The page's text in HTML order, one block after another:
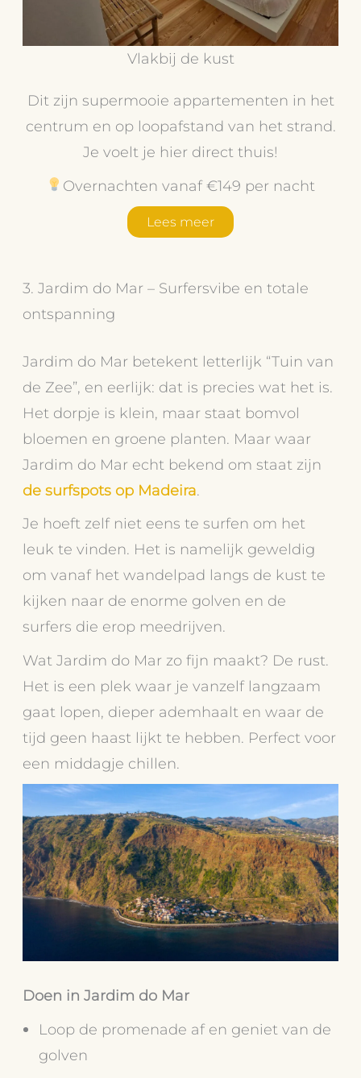
Vlakbij de kust
Dit zijn supermooie appartementen in het
centrum en op loopafstand van het strand.
Je voelt je hier direct thuis!
Overnachten vanaf €149 per nacht
Lees meer
3. Jardim do Mar – Surfersvibe en totale
ontspanning
Jardim do Mar betekent letterlijk “Tuin van
de Zee”, en eerlijk: dat is precies wat het is.
Het dorpje is klein, maar staat bomvol
bloemen en groene planten. Maar waar
Jardim do Mar echt bekend om staat zijn
de surfspots op Madeira.
Je hoeft zelf niet eens te surfen om het
leuk te vinden. Het is namelijk geweldig
om vanaf het wandelpad langs de kust te
kijken naar de enorme golven en de
surfers die erop meedrijven.
Wat Jardim do Mar zo fijn maakt? De rust.
Het is een plek waar je vanzelf langzaam
gaat lopen, dieper ademhaalt en waar de
tijd geen haast lijkt te hebben. Perfect voor
een middagje chillen.
Doen in Jardim do Mar
Loop de promenade af en geniet van de
golven